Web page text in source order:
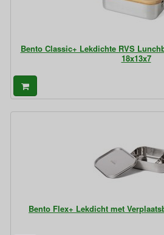
Bento Classic+ Lekdichte RVS
18x13x7
Bento Flex+ Lekdicht met